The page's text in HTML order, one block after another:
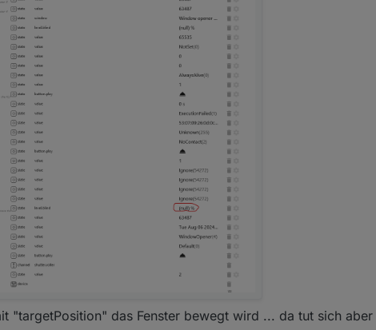
"targetPosition" das Fenster bewegt wird ... da tut sich